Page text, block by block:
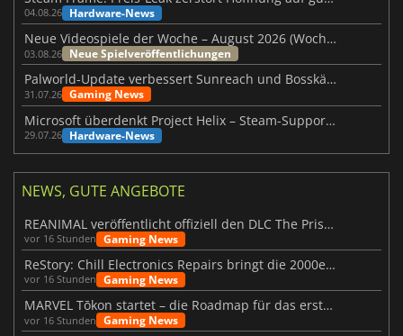
04.08.26 Hardware-News
Neue Videospiele der Woche – August 2026 (Woche 32)
03.08.26 Neue Spielveröffentlichungen
Palworld-Update verbessert Sunreach und Bosskämpfe deutlich
31.07.26 Gaming News
Microsoft überdenkt Project Helix – Steam-Support gefährdet
29.07.26 Hardware-News
NEWS, GUTE ANGEBOTE
REANIMAL veröffentlicht offiziell den DLC The Prisoner
vor 16 Stunden Gaming News
ReStory: Chill Electronics Repairs bringt die 2000er zurück
vor 16 Stunden Gaming News
MARVEL Tōkon startet – die Roadmap für das erste Jahr wurde vorgestellt
vor 16 Stunden Gaming News